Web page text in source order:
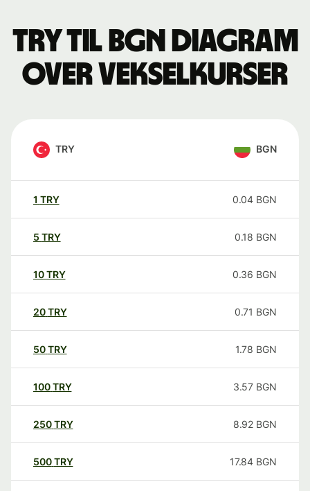
TRY til BGN Diagram
over vekselkurser
TRY BGN
1 TRY 0.04 BGN
5 TRY 0.18 BGN
10TRY 0.36 BGN
20TRY 0.71 BGN
50TRY 1.78 BGN
100TRY 3.57 BGN
250TRY 8.92 BGN
500TRY 17.84 BGN